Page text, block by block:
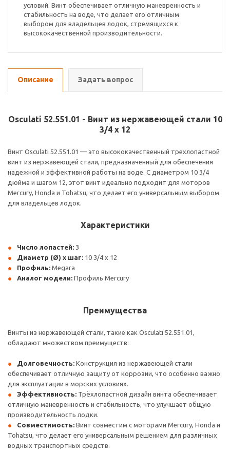
условий. Винт обеспечивает отличную маневренность и
стабильность на воде, что делает его отличным
выбором для владельцев лодок, стремящихся к
высококачественной производительности.
Описание Задать вопрос
Osculati 52.551.01 - Винт из нержавеющей стали 10
3/4 x 12
Винт Osculati 52.551.01 — это высококачественный трехлопастной
винт из нержавеющей стали, предназначенный для обеспечения
надежной и эффективной работы на воде. С диаметром 10 3/4
дюйма и шагом 12, этот винт идеально подходит для моторов
Mercury, Honda и Tohatsu, что делает его универсальным выбором
для владельцев лодок.
Характеристики
Число лопастей: 3
Диаметр (Ø) x шаг: 10 3/4 x 12
Профиль: Megara
Аналог модели: Профиль Mercury
Преимущества
Винты из нержавеющей стали, такие как Osculati 52.551.01,
обладают множеством преимуществ:
Долговечность: Конструкция из нержавеющей стали
обеспечивает отличную защиту от коррозии, что особенно важно
для эксплуатации в морских условиях.
Эффективность: Трёхлопастной дизайн винта обеспечивает
отличную маневренность и стабильность, что улучшает общую
производительность лодки.
Совместимость: Винт совместим с моторами Mercury, Honda и
Tohatsu, что делает его универсальным решением для различных
водных транспортных средств.